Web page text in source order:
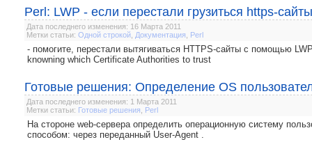
Perl: LWP - если перестали грузиться https-сайты
Дата последнего изменения: 16 Марта 2011
Метки статьи: Одной строкой Документация Perl
- помогите, перестали вытягиваться HTTPS-сайты с помощью
knowning which Certificate Authorities to trust
Готовые решения: Определение OS
Дата последнего изменения: 1 Марта 2011
Метки статьи: Готовые решения Perl
На стороне web-сервера определить операционную систему
способом: через переданный User-Agent .